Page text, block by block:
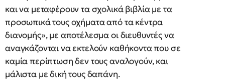
και να μεταφέρουν τα σχολικά βιβλία με τα
προσωπικά τους οχήματα από τα κέντρα
διανομής», με αποτέλεσμα οι διευθυντές να
αναγκάζονται να εκτελούν καθήκοντα που σε
καμία περίπτωση δεν τους αναλογούν, και
μάλιστα με δική τους δαπάνη.